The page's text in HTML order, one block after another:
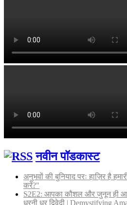
नवीन पॉडकास्ट
अनुभवों की बुनियाद परः हाज़िर है
करें?"
S2E2: आपका कौशल और जुनून ही
धरनी धर द्विवेदी | Demystifying